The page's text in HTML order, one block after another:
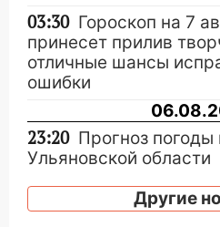
03:30 Гороскоп на 7
принесет прилив
отличные шансы
ошибки
23:20 Прогноз погоды
Ульяновской области
20:04 Ульяновцев
посвящённый Дню
Другие